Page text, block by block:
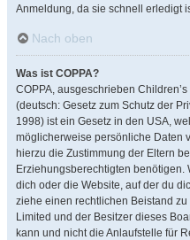
Anmeldung, da sie schnell erledigt
Nach oben
Was ist COPPA?
COPPA, ausgeschrieben
(deutsch: Gesetz zum Schutz der
1998) ist ein Gesetz in den USA,
möglicherweise persönliche Daten
hierzu die Zustimmung der Eltern
Erziehungsberechtigten
dich oder die Website, auf der du
ziehe einen rechtlichen Beistand
Limited und der Besitzer dieses
kann und nicht die Anlaufstelle für